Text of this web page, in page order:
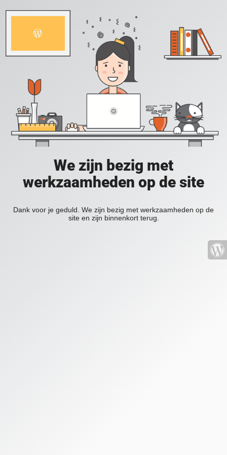
We zijn bezig met
werkzaamheden op de site
Dank voor je geduld. We zijn bezig met werkzaamheden op de
site en zijn binnenkort terug.